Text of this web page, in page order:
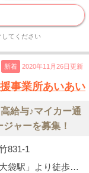
てください
新着 2020年11月26日更新
事業所あいあい
給与♪マイカー通
ャーを募集！
831-1
東武伊勢崎線「大袋駅」より徒歩17分